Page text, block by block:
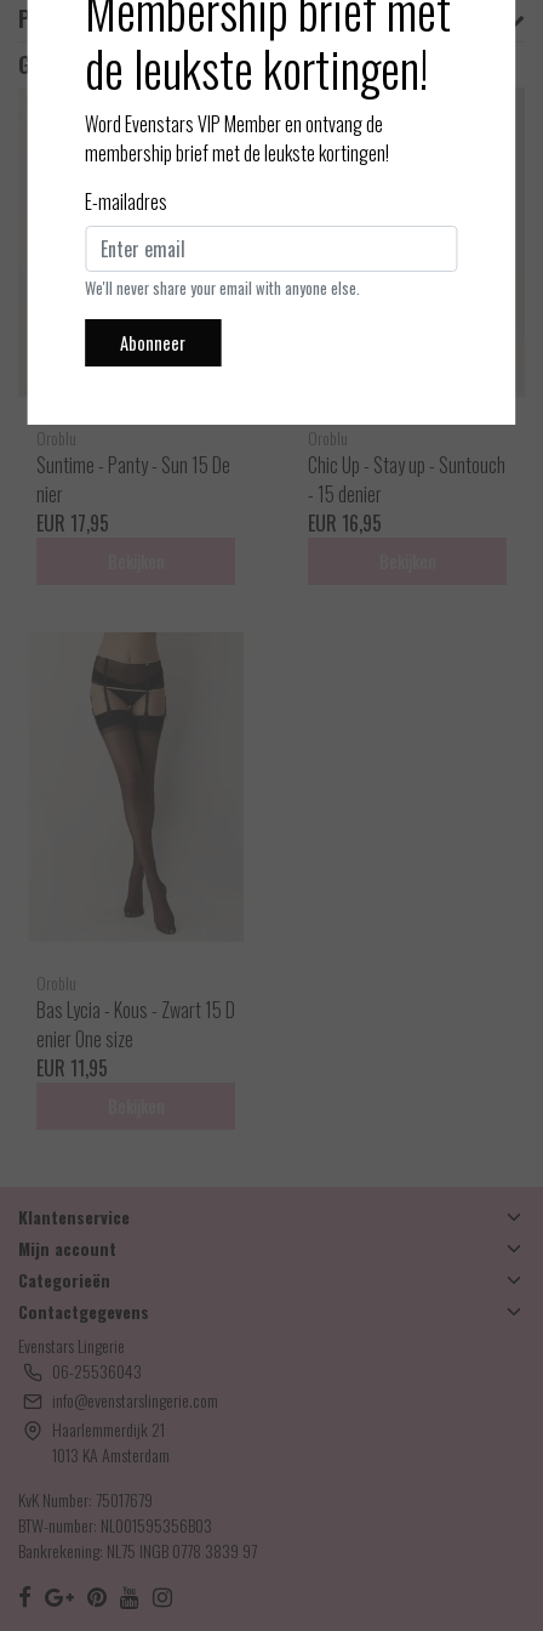
Product informatie
Gerelateerde producten
Oroblu
Suntime - Panty - Sun 15 De
nier
EUR 17,95
Oroblu
Chic Up - Stay up - Suntouch
- 15 denier
EUR 16,95
Oroblu
Bas Lycia - Kous - Zwart 15 D
enier One size
EUR 11,95
Klantenservice
Mijn account
Categorieën
Contactgegevens
Evenstars Lingerie
06-25536043
info@evenstarslingerie.com
Haarlemmerdijk 21
1013 KA Amsterdam
KvK Number: 75017679
BTW-number: NL001595356B03
Bankrekening: NL75 INGB 0778 3839 97
de leukste kortingen!
Word Evenstars VIP Member en ontvang de
membership brief met de leukste kortingen!
E-mailadres
We'll never share your email with anyone else.
Abonneer